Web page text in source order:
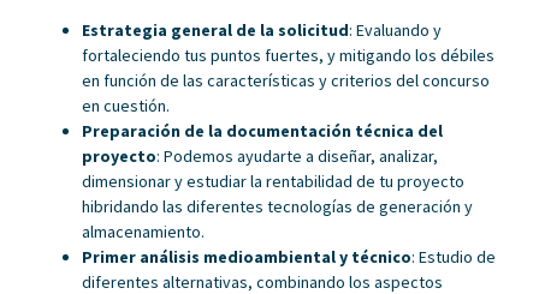
Estrategia general de la solicitud: Evaluando y
fortaleciendo tus puntos fuertes, y mitigando los débiles
en función de las características y criterios del concurso
en cuestión.
Preparación de la documentación técnica del
proyecto: Podemos ayudarte a diseñar, analizar,
dimensionar y estudiar la rentabilidad de tu proyecto
hibridando las diferentes tecnologías de generación y
almacenamiento.
Primer análisis medioambiental y técnico: Estudio de
diferentes alternativas, combinando los aspectos